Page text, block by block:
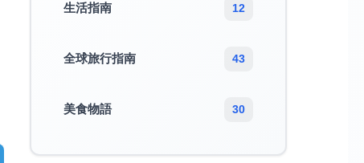
生活指南 12
全球旅行指南 43
美食物語 30